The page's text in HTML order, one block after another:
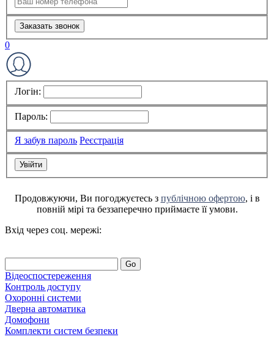
Заказать звонок
0
Логін:
Пароль:
Я забув пароль Реєстрація
Продовжуючи, Ви погоджуєтесь з публічною офертою, і в
повній мірі та беззаперечно приймаєте її умови.
Вхід через соц. мережі:
Go
Відеоспостереження
Контроль доступу
Охоронні системи
Дверна автоматика
Домофони
Комплекти систем безпеки